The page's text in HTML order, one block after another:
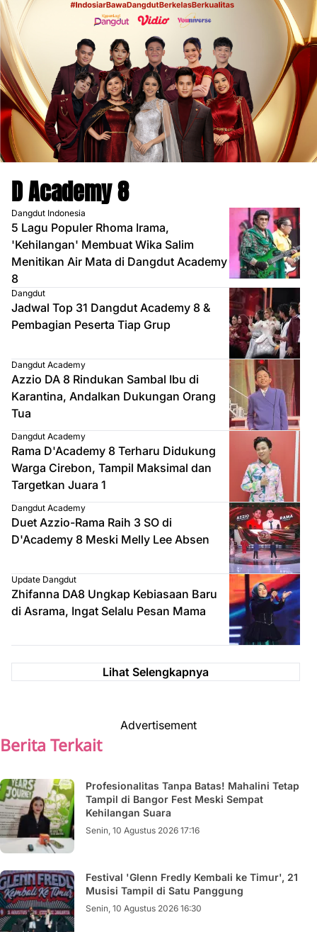
D Academy 8
Dangdut Indonesia
5 Lagu Populer Rhoma Irama,
'Kehilangan' Membuat Wika Salim
Menitikan Air Mata di Dangdut Academy
8
Dangdut
Jadwal Top 31 Dangdut Academy 8 &
Pembagian Peserta Tiap Grup
Dangdut Academy
Azzio DA 8 Rindukan Sambal Ibu di
Karantina, Andalkan Dukungan Orang
Tua
Dangdut Academy
Rama D'Academy 8 Terharu Didukung
Warga Cirebon, Tampil Maksimal dan
Targetkan Juara 1
Dangdut Academy
Duet Azzio-Rama Raih 3 SO di
D'Academy 8 Meski Melly Lee Absen
Update Dangdut
Zhifanna DA8 Ungkap Kebiasaan Baru
di Asrama, Ingat Selalu Pesan Mama
Lihat Selengkapnya
Advertisement
Berita Terkait
Profesionalitas Tanpa Batas! Mahalini Tetap
Tampil di Bangor Fest Meski Sempat
Kehilangan Suara
Senin, 10 Agustus 2026 17:16
Festival 'Glenn Fredly Kembali ke Timur', 21
Musisi Tampil di Satu Panggung
Senin, 10 Agustus 2026 16:30